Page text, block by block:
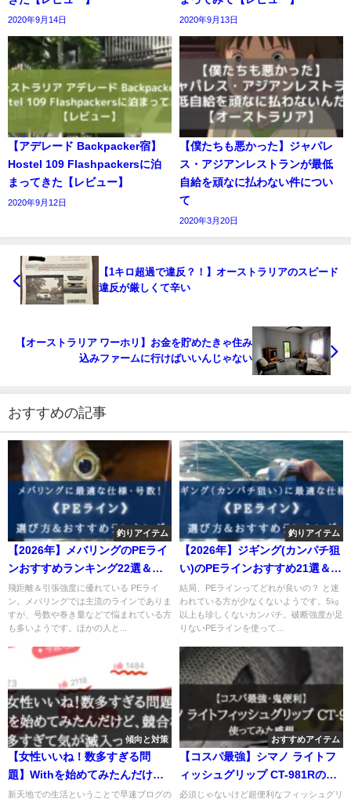
2020年9月14日 2020年9月13日
【アデレード Backpacker宿】
Hostel 109 Flashpackersに泊
まってきた【レビュー】
2020年9月12日
【僕たちも悪かった】ジャパレ
ス・アジアンレストランが最低
自給を頑なに払わない件につい
て
2020年3月20日
【1キロ超過で違反？！】オーストラリアのスピード
違反が厳しくて辛い
【オーストラリア ワーホリ】お金を貯めたきゃ住み
込みファームに行けばいいんじゃない
おすすめの記事
釣りアイテム
【2026年】メバリングのPEライ
ンおすすめランキング22選＆太
さ(号数)の選び方まとめ
飛距離＆引張強度に優れている PEライ
ン。メバリングでは主流のラインでありま
すが、号数や巻き量などで悩まれている方
も多いようです。ほかの人と...
釣りアイテム
【2026年】ジギング(カンパチ狙
い)のPEラインおすすめ21選＆太
さ(号数)の選び方
結局、PEラインってどれが良いの？ と迷
われている方が少なくないようです。5㎏
以上も珍しくないカンパチ。破断強度が足
りないPEラインを使って...
傾向と対策
【女性いいね！数多すぎる問
題】Withを始めてみたんだけ
ど、競合相手が多すぎて気が滅
新天地での生活ということで早速ブログの
おすすめアイテム
【コスパ最強】シマノ ライトフ
ィッシュグリップ CT-981Rの実
釣インプレ評価
必須じゃないけど超便利なフィッシュグリ